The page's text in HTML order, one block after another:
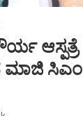
ಆಸ್ಪತ್ರೆ
ಮಾಜಿ ಸಿಎಂ